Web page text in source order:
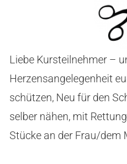
Liebe Kursteilnehmer –
Herzensangelegenheit
schützen, Neu für den
selber nähen, mit
Stücke an der Frau/dem